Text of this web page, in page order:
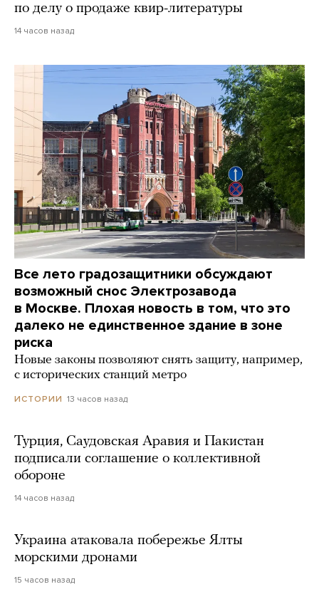
по делу о продаже квир-литературы
14 часов назад
Все лето градозащитники обсуждают
возможный снос Электрозавода
в Москве. Плохая новость в том, что это
далеко не единственное здание в зоне
риска
Новые законы позволяют снять защиту, например,
с исторических станций метро
ИСТОРИИ 13 часов назад
Турция, Саудовская Аравия и Пакистан
подписали соглашение о коллективной
обороне
14 часов назад
Украина атаковала побережье Ялты
морскими дронами
15 часов назад